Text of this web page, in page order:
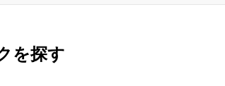
を探す